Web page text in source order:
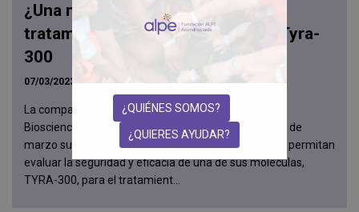
¿Una nueva molécula para el
tratamiento de la acondroplasia? Tyra-
300
07/03/2023
La compañía biotecnológica estadounidense Tyra
Biosciences anunció en rueda de prensa el pasado 1 de
marzo su intención de iniciar estudios clínicos que le permitan
evaluar la seguridad y eficacia de una de sus moléculas,
TYRA-300, para el tratamient...
¿QUIÉNES SOMOS?
¿QUIERES AYUDAR?